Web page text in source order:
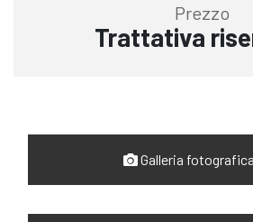
Prezzo
Trattativa
Galleria